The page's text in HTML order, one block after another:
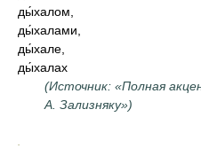
ды́халом,
ды́халами,
ды́хале,
ды́халах
(Источник: «Полная
А. Зализняку»)